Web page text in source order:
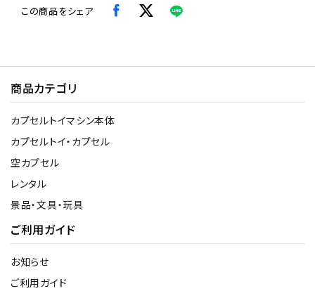
この商品をシェア
商品カテゴリ
カプセルトイマシン本体
カプセルトイ・カプセル
空カプセル
レンタル
景品・文具・玩具
ご利用ガイド
お知らせ
ご利用ガイド